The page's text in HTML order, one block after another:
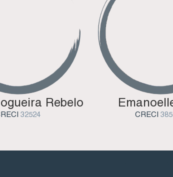
Rebelo
32524 CRECI